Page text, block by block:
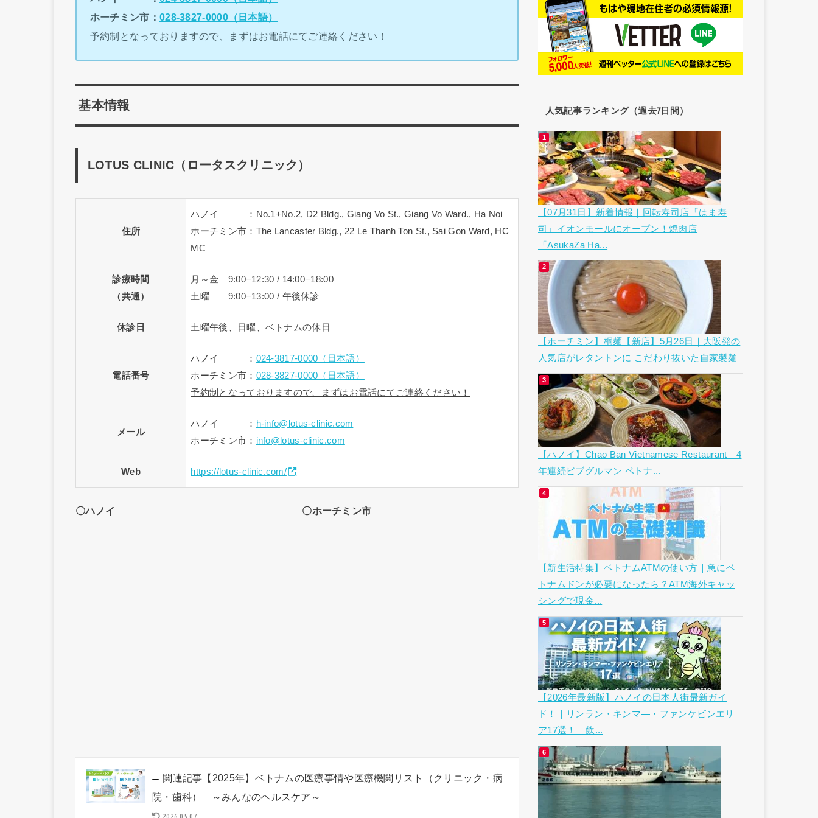
ホーチミン市： 028-3827-0000（日本語）
予約制となっておりますので、まずはお電話にてご連絡ください！
基本情報
LOTUS CLINIC（ロータスクリニック）
住所
ハノイ ：No.1+No.2, D2 Bldg., Giang Vo St., Giang Vo Ward., Ha Noi
ホーチミン市：The Lancaster Bldg., 22 Le Thanh Ton St., Sai Gon Ward, HC
MC
診療時間
（共通）
月～金 9:00−12:30 / 14:00−18:00
土曜 9:00−13:00 / 午後休診
休診日 土曜午後、日曜、ベトナムの休日
電話番号
ハノイ ： 024-3817-0000（日本語）
ホーチミン市： 028-3827-0000（日本語）
予約制となっておりますので、まずはお電話にてご連絡ください！
メール
ハノイ ： h-info@lotus-clinic.com
ホーチミン市： info@lotus-clinic.com
Web https://lotus-clinic.com/
〇ハノイ 〇ホーチミン市
関連記事 【2025年】ベトナムの医療事情や医療機関リスト（クリニック・病
院・歯科） ～みんなのヘルスケア～
2026.05.07
人気記事ランキング（過去7日間）
【07月31日】新着情報｜回転寿司店「はま寿
司」イオンモールにオープン！焼肉店
「AsukaZa Ha...
【ホーチミン】桐麺【新店】5月26日｜大阪発の
人気店がレタントンに こだわり抜いた自家製麺
【ハノイ】Chao Ban Vietnamese Restaurant｜4
年連続ビブグルマン ベトナ...
【新生活特集】ベトナムATMの使い方｜急にベ
トナムドンが必要になったら？ATM海外キャッ
シングで現金...
【2026年最新版】ハノイの日本人街最新ガイ
ド！｜リンラン・キンマ―・ファンケビンエリ
ア17選！｜飲...